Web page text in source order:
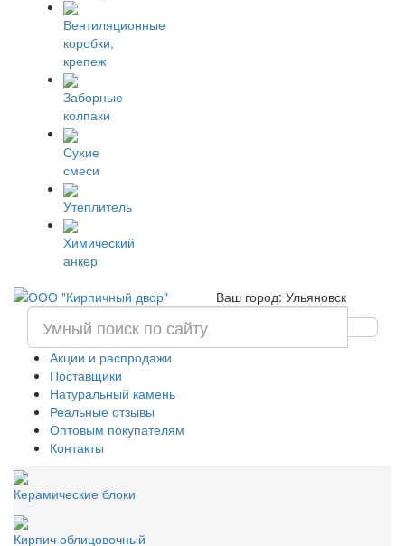
Вентиляционные
коробки,
крепеж
Заборные
колпаки
Сухие
смеси
Утеплитель
Химический
анкер
Ваш город: Ульяновск
Акции и распродажи
Поставщики
Натуральный камень
Реальные отзывы
Оптовым покупателям
Контакты
Керамические блоки
Кирпич облицовочный